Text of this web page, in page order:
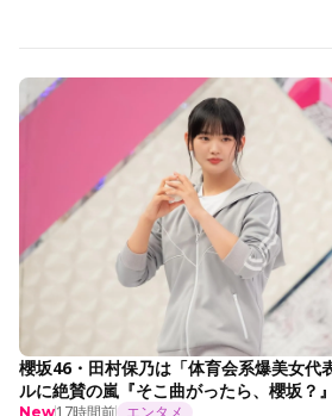
櫻坂46・田村保乃は「体育会系爆美女代
ルに絶賛の嵐『そこ曲がったら、櫻坂？
New17時間前 エンタメ